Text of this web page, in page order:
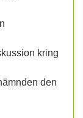
kring
den